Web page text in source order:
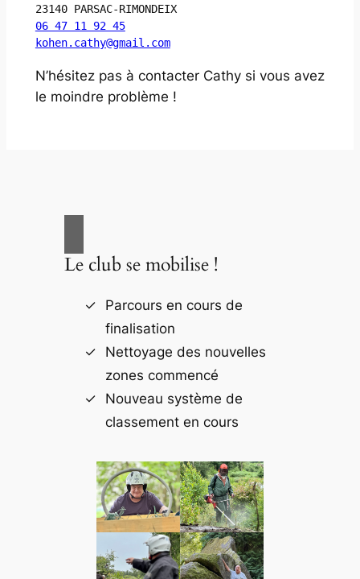
23140 PARSAC-RIMONDEIX
06 47 11 92 45
kohen.cathy@gmail.com
N’hésitez pas à contacter Cathy si vous avez
le moindre problème !
Le club se mobilise !
Parcours en cours de
finalisation
Nettoyage des nouvelles
zones commencé
Nouveau système de
classement en cours